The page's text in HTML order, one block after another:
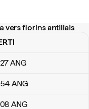
vers florins antillais
florins antillais
ANG
ANG
ANG